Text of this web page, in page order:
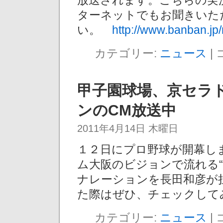
ターネットでもお聞きい
い。 http://
カテゴリー: ニュース |
甲子園球場、京セラ
ンのCM放送中
2011年4月14日 木曜日
１２日にプロ野球が開幕
ム大阪のビジョンで流れ
ナレーションを長田和彦
た際はぜひ、チェックし
カテゴリー: ニュース |